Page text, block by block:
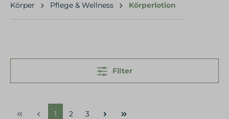
Körper Pflege & Wellness Körperlotion
Filter
1 2 3